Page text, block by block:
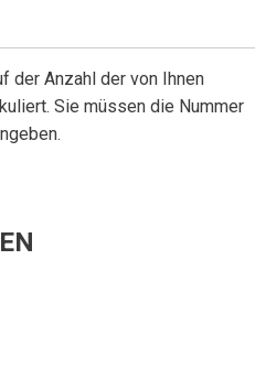
der Anzahl der von Ihnen
Sie müssen die Nummer